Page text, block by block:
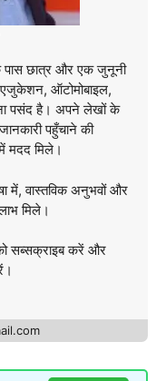
छात्र और एक जुनूनी
ऑटोमोबाइल,
पसंद है। अपने लेखों के
पहुँचाने की
मदद मिले।
में, वास्तविक अनुभवों और
मिले।
सब्सक्राइब करें और